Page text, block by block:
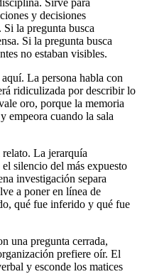
Sirve para
y decisiones
la pregunta busca
Si la pregunta busca
no estaban visibles.
La persona habla con
ridiculizada por describir lo
oro, porque la memoria
empeora cuando la sala
La jerarquía
silencio del más expuesto
investigación separa
a poner en línea de
qué fue inferido y qué fue
una pregunta cerrada,
prefiere oír. El
y esconde los matices